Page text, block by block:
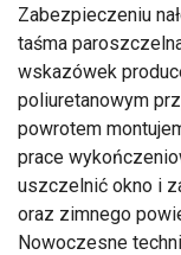
Zabezpieczeniu
taśma
wskazówek
poliuretanowym
powrotem
prace
uszczelnić okno i
oraz zimnego
Nowoczesne